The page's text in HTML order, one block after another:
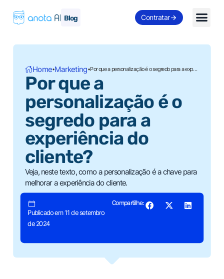
Blog Contratar
Home•Marketing• Por que a personalização é o segredo para a experiência do cliente?
Por que a
personalização é o
segredo para a
experiência do
cliente?
Veja, neste texto, como a personalização é a chave para
melhorar a experiência do cliente.
Publicado em 11 de setembro
de 2024
Compartilhe: